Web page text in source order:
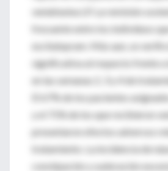
venlafaxina LP. La remisión
frecuente entre los individuos
escitalopram. Más aun, se
significativa al respecto frente a
en las semanas 2, 3 y 4 de
El 67% de los pacientes
y el 71% de los que recibieron
presentaron efectos adversos
tratamiento. La incidencia de
constipación y sudoración